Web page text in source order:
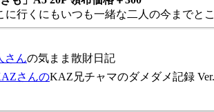
行くにもいつも一緒な二人の今までと
さんの気まま散財日記
さんのKAZ兄チャマのダメダメ記録